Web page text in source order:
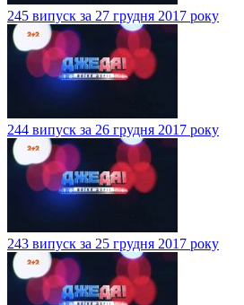
245 випуск за 27 грудня 2017 року
244 випуск за 26 грудня 2017 року
243 випуск за 25 грудня 2017 року